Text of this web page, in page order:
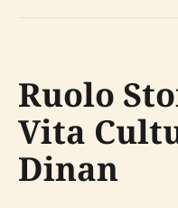
Ruolo
Vita
Dinan